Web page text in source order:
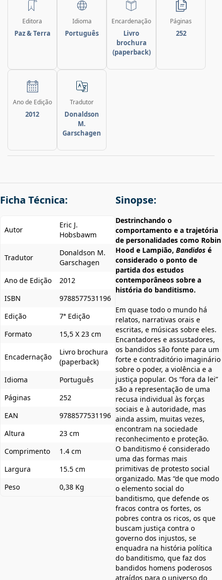
Editora
Paz & Terra
Idioma
Português
Encardenação
Livro
brochura
(paperback)
Páginas
252
Ano de Edição
2012
Tradutor
Donaldson
M.
Garschagen
Ficha Técnica:
Autor
Eric J.
Hobsbawm
Tradutor
Donaldson M.
Garschagen
Ano de Edição
2012
ISBN
9788577531196
Edição
7ª Edição
Formato
15,5 X 23 cm
Encadernação
Livro brochura
(paperback)
Idioma
Português
Páginas
252
EAN
9788577531196
Altura
23 cm
Comprimento
1.4 cm
Largura
15.5 cm
Peso
0,38 Kg
Sinopse:
Destrinchando o
comportamento e a trajetória
de personalidades como Robin
Hood e Lampião, Bandidos é
considerado o ponto de
partida dos estudos
contemporâneos sobre a
história do banditismo.
Em quase todo o mundo há
relatos, narrativas orais e
escritas, e músicas sobre eles.
Encantadores e assustadores,
os bandidos são fonte para um
forte e contraditório imaginário
sobre o poder, a violência e a
justiça popular. Os “fora da lei”
são a representação de uma
recusa individual às forças
sociais e à autoridade, mas
ainda assim, muitas vezes,
encontram na sociedade
reconhecimento e proteção.
O banditismo é considerado
uma das formas mais
primitivas de protesto social
organizado. Mas “de que modo
o elemento social do
banditismo, que defende os
fracos contra os fortes, os
pobres contra os ricos, os que
buscam justiça contra o
governo dos injustos, se
enquadra na história política
do banditismo, que faz dos
bandidos homens poderosos
atraídos para o universo do